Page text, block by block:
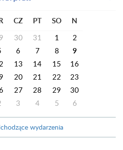
CZ PT SO N
30 31 1
2
6 7 8 9
13 14 15
16
20 21 22
23
27 28 29
30
3 4 5 6
wydarzenia